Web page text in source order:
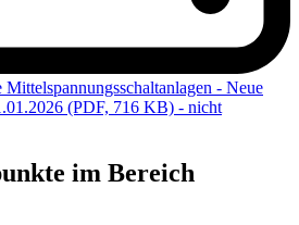
- Neue
(PDF, 716 KB) - nicht
im Bereich